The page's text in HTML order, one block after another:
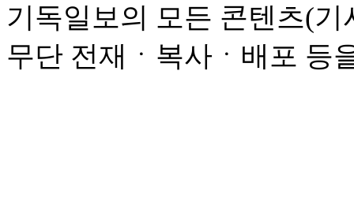
기독일보의 모든 콘텐츠(
무단 전재ㆍ복사ㆍ배포 등